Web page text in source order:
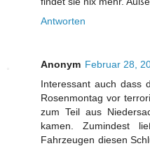
Antworten
Anonym Februar 28,
Interessant auch dass
Rosenmontag vor
zum Teil aus
kamen. Zumindest
Fahrzeugen diesen